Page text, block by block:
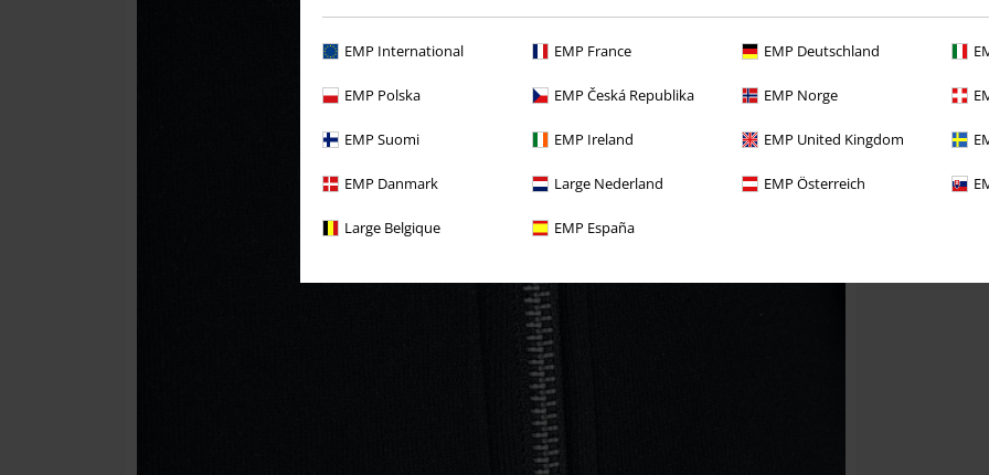
EMP International EMP France EMP Deutschland
EMP Polska EMP Česká Republika EMP Norge
EMP Suomi EMP Ireland EMP United Kingdom
EMP Danmark Large Nederland EMP Österreich
Large Belgique EMP España